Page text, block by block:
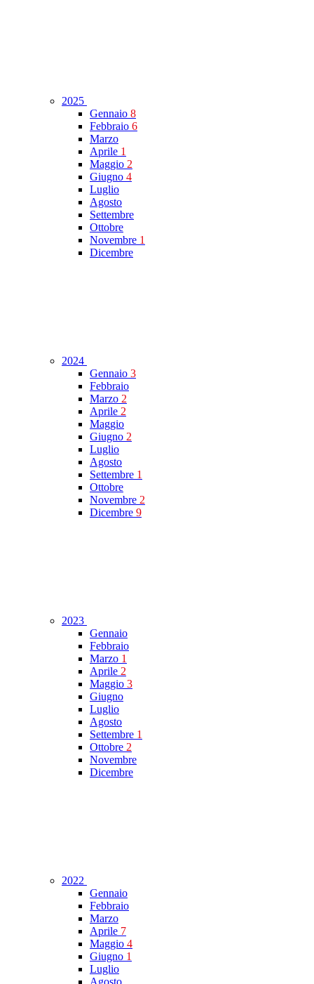
2025
Gennaio 8
Febbraio 6
Marzo
Aprile 1
Maggio 2
Giugno 4
Luglio
Agosto
Settembre
Ottobre
Novembre 1
Dicembre
2024
Gennaio 3
Febbraio
Marzo 2
Aprile 2
Maggio
Giugno 2
Luglio
Agosto
Settembre 1
Ottobre
Novembre 2
Dicembre 9
2023
Gennaio
Febbraio
Marzo 1
Aprile 2
Maggio 3
Giugno
Luglio
Agosto
Settembre 1
Ottobre 2
Novembre
Dicembre
2022
Gennaio
Febbraio
Marzo
Aprile 7
Maggio 4
Giugno 1
Luglio